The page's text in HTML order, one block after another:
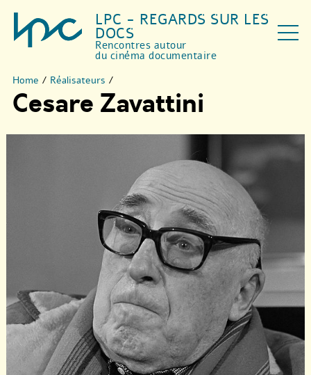
LPC - REGARDS SUR LES
DOCS
Rencontres autour
du cinéma documentaire
Home / Réalisateurs /
Cesare Zavattini